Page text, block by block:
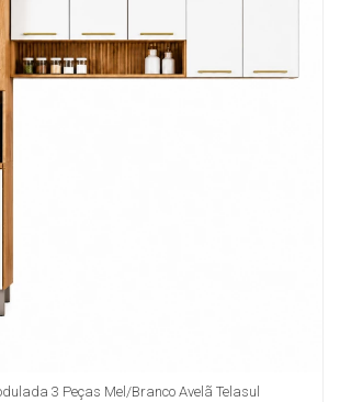
3 Peças Mel/Branco Avelã Telasul